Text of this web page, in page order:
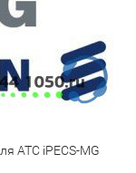
АТС iPECS-MG